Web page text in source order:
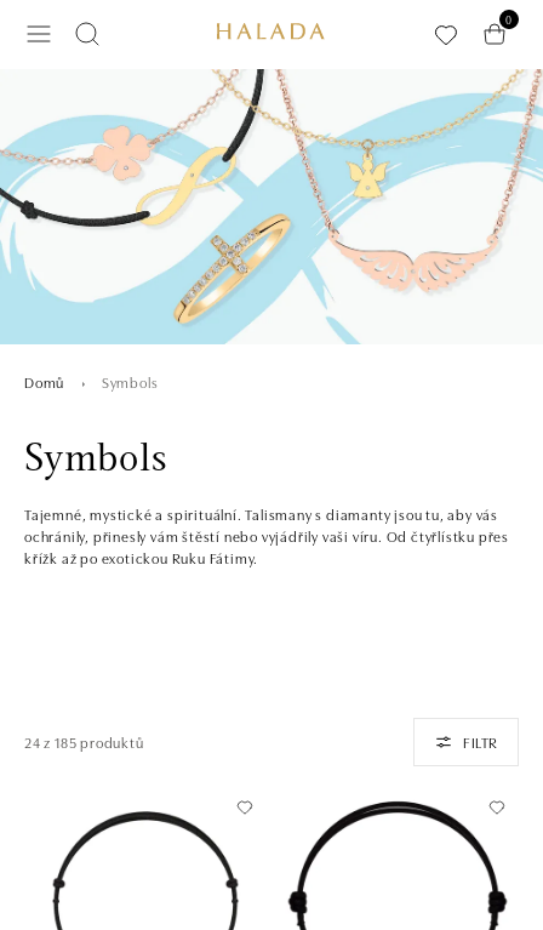
0
Domů Symbols
Symbols
Tajemné, mystické a spirituální. Talismany s diamanty jsou tu, aby vás
ochránily, přinesly vám štěstí nebo vyjádřily vaši víru. Od čtyřlístku přes
křížk až po exotickou Ruku Fátimy.
24 z 185 produktů FILTR